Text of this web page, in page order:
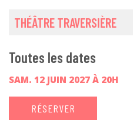
THÉÂTRE TRAVERSIÈRE
Toutes les dates
SAM. 12 JUIN 2027 À 20H
RÉSERVER